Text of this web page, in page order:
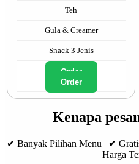
Teh
Gula & Creamer
Snack 3 Jenis
Order
Order
Kenapa
✔ Banyak Pilihan Menu | ✔
Harga